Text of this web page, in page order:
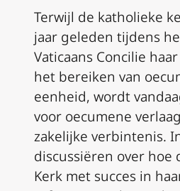
Terwijl de katholieke
jaar geleden tijdens
Vaticaans Concilie
het bereiken van
eenheid, wordt
voor oecumene
zakelijke verbintenis.
discussiëren over hoe
Kerk met succes in